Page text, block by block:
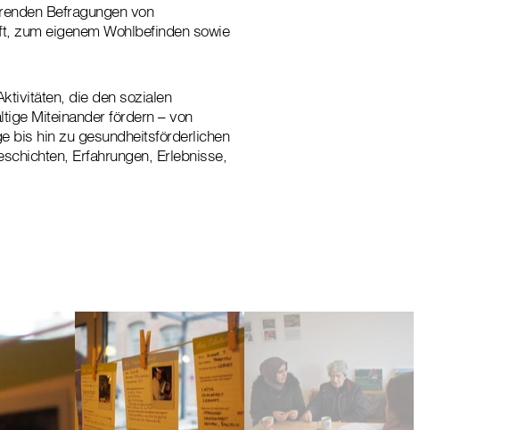
Befragungen von
zum eigenem Wohlbefinden sowie
die den sozialen
Miteinander fördern – von
bis hin zu gesundheitsförderlichen
Erfahrungen, Erlebnisse,